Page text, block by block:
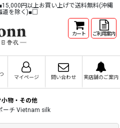
円以上お買い上げで送料無料(沖縄
道を除く)■□
カート ご利用案内
マイページ 問い合わせ 実店舗のご案内
小物・その他
ーチ Vietnam silk